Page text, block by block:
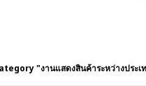
"งานแสดงสินค้าระหว่างประเ